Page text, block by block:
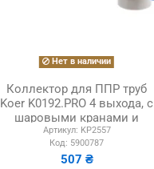
Нет в наличии
Коллектор для ППР труб
Koer K0192.PRO 4 выхода, с
шаровыми кранами и
фитингом
Артикул: KP2557
Код: 5900787
507 ₴